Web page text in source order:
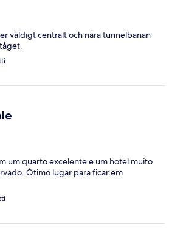
väldigt centralt och nära tunnelbanan
um quarto excelente e um hotel muito
Ótimo lugar para ficar em